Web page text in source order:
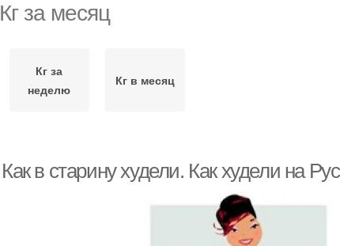
Кг за месяц
Кг за
неделю
Кг в месяц
Как в старину худели. Как худели на